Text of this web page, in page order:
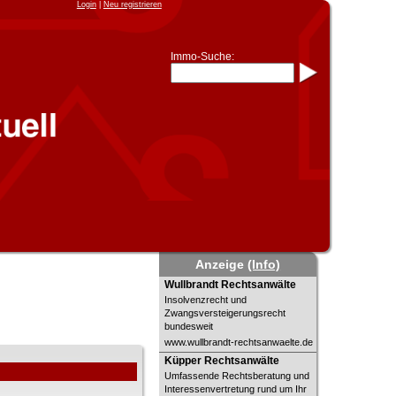
Login| Neu registrieren
Immo-Suche:
nach Kreis
nach Amtsgericht
Anzeige(Info)
Wullbrandt Rechtsanwälte
Wullbrandt Rechtsanwälte
Insolvenzrecht und
Zwangsversteigerungsrecht
bundesweit
www.wullbrandt-rechtsanwaelte.de
Küpper Rechtsanwälte
Küpper Rechtsanwälte
Umfassende Rechtsberatung und
Interessenvertretung rund um Ihr